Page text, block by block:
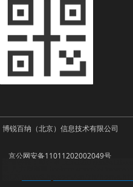
博锐百纳（北京）信息技术有限公司
京公网安备11011202002049号